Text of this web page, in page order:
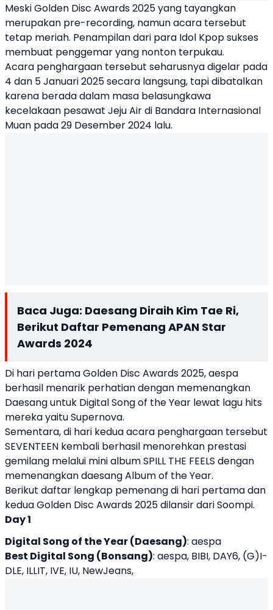
MeskiGolden Disc Awards 2025yang tayangkan
merupakan pre-recording, namun acara tersebut
tetap meriah. Penampilan dari para Idol Kpop sukses
membuat penggemar yang nonton terpukau.
Acara penghargaan tersebut seharusnya digelar pada
4 dan 5 Januari 2025 secara langsung, tapi dibatalkan
karena berada dalam masa belasungkawa
kecelakaan pesawat Jeju Air di Bandara Internasional
Muan pada 29 Desember 2024 lalu.
Baca Juga: Daesang Diraih Kim Tae Ri,
Berikut Daftar Pemenang APAN Star
Awards 2024
Di hari pertama Golden Disc Awards 2025, aespa
berhasil menarik perhatian dengan memenangkan
Daesang untuk Digital Song of the Year lewat lagu hits
mereka yaitu Supernova.
Sementara, di hari kedua acara penghargaan tersebut
SEVENTEEN kembali berhasil menorehkan prestasi
gemilang melalui mini album SPILL THE FEELS dengan
memenangkan daesang Album of the Year.
Berikut daftar lengkap pemenang di hari pertama dan
kedua Golden Disc Awards 2025 dilansir dari Soompi.
Day 1
Digital Song of the Year (Daesang): aespa
Best Digital Song (Bonsang): aespa, BIBI, DAY6, (G)I-
DLE, ILLIT, IVE, IU, NewJeans,